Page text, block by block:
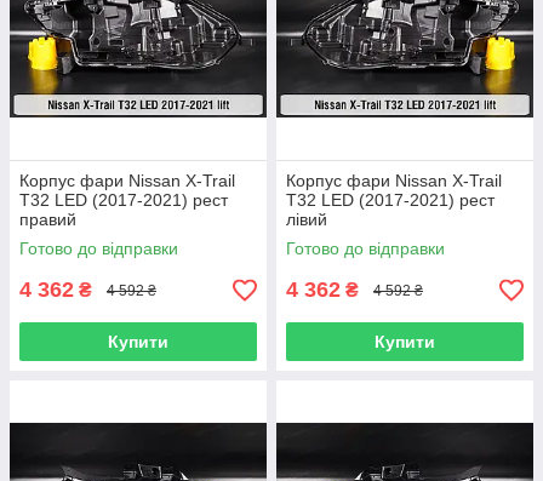
Корпус фари Nissan X-Trail
T32 LED (2017-2021) рест
правий
Готово до відправки
4 362 ₴ 4 592 ₴
Купити
Корпус фари Nissan X-Trail
T32 LED (2017-2021) рест
лівий
Готово до відправки
4 362 ₴ 4 592 ₴
Купити